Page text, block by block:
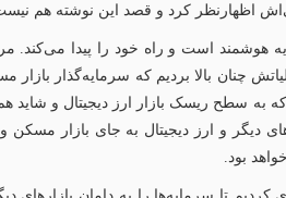
اظهارنظر کرد و قصد این نوشته هم
است و راه خود را پیدا می‌کند.
چنان بالا بردیم که سرمایه‌گذار
به سطح ریسک بازار ارز دیجیتال و شاید
دیگر و ارز دیجیتال به جای بازار
بود.